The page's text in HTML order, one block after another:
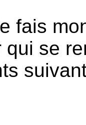
fais
qui se